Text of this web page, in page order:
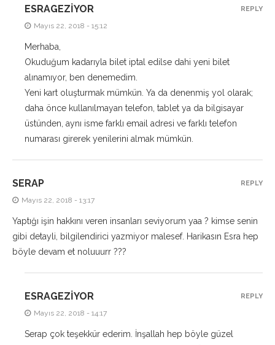
ESRAGEZIYOR
Mayıs 22, 2018 - 15:12
Merhaba,
Okuduğum kadarıyla bilet iptal edilse dahi yeni bilet
alınamıyor, ben denemedim.
Yeni kart oluşturmak mümkün. Ya da denenmiş yol olarak;
daha önce kullanılmayan telefon, tablet ya da bilgisayar
üstünden, aynı isme farklı email adresi ve farklı telefon
numarası girerek yenilerini almak mümkün.
REPLY
SERAP
Mayıs 22, 2018 - 13:17
Yaptığı işin hakkını veren insanları seviyorum yaa ? kimse senin
gibi detayli, bilgilendirici yazmiyor malesef. Harikasın Esra hep
böyle devam et noluuurr ???
REPLY
ESRAGEZIYOR
Mayıs 22, 2018 - 14:17
Serap çok teşekkür ederim. İnşallah hep böyle güzel
REPLY